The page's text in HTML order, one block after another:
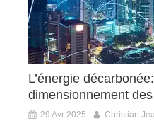
L’énergie
dimensionnement
29 Avr 2025 Christian